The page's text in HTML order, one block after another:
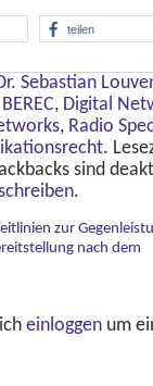
teilen
Sebastian
BEREC, Digital
, Radio
.
sind
.
zur
nach dem
einloggen um